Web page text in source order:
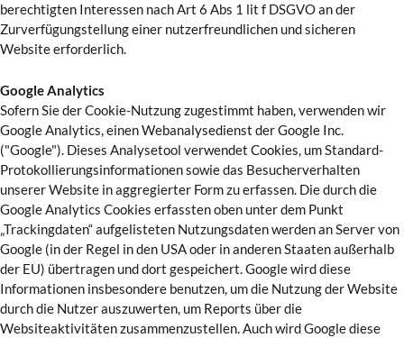
berechtigten Interessen nach Art 6 Abs 1 lit f DSGVO an der
Zurverfügungstellung einer nutzerfreundlichen und sicheren
Website erforderlich.
Google Analytics
Sofern Sie der Cookie-Nutzung zugestimmt haben, verwenden wir
Google Analytics, einen Webanalysedienst der Google Inc.
("Google"). Dieses Analysetool verwendet Cookies, um Standard-
Protokollierungsinformationen sowie das Besucherverhalten
unserer Website in aggregierter Form zu erfassen. Die durch die
Google Analytics Cookies erfassten oben unter dem Punkt
„Trackingdaten“ aufgelisteten Nutzungsdaten werden an Server von
Google (in der Regel in den USA oder in anderen Staaten außerhalb
der EU) übertragen und dort gespeichert. Google wird diese
Informationen insbesondere benutzen, um die Nutzung der Website
durch die Nutzer auszuwerten, um Reports über die
Websiteaktivitäten zusammenzustellen. Auch wird Google diese